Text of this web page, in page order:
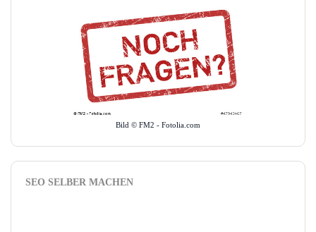
Bild © FM2 - Fotolia.com
SEO SELBER MACHEN